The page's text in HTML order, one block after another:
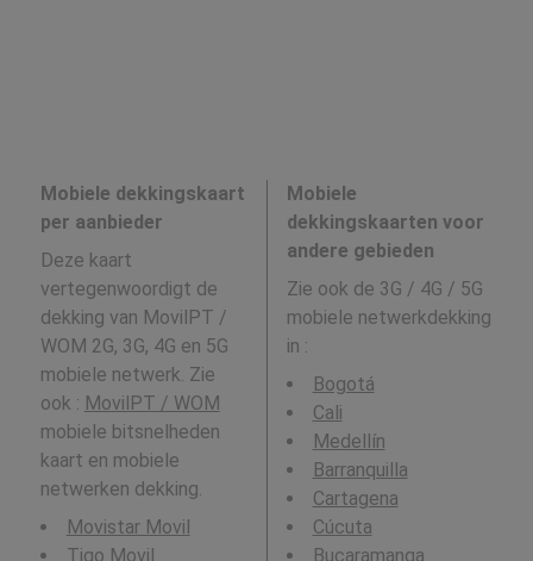
Mobiele dekkingskaart
per aanbieder
Deze kaart
vertegenwoordigt de
dekking van MovilPT /
WOM 2G, 3G, 4G en 5G
mobiele netwerk. Zie
ook : MovilPT / WOM
mobiele bitsnelheden
kaart en mobiele
netwerken dekking.
Movistar Movil
Tigo Movil
Mobiele
dekkingskaarten voor
andere gebieden
Zie ook de 3G / 4G / 5G
mobiele netwerkdekking
in :
Bogotá
Cali
Medellín
Barranquilla
Cartagena
Cúcuta
Bucaramanga